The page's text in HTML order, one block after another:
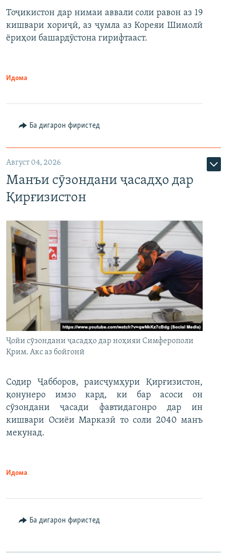
Тоҷикистон дар нимаи аввали соли равон аз 19
кишвари хориҷӣ, аз ҷумла аз Кореяи Шимолӣ
ёриҳои башардӯстона гирифтааст.
Идома
Ба дигарон фиристед
Август 04, 2026
Манъи сӯзондани ҷасадҳо дар
Қирғизистон
Ҷойи сӯзондани ҷасадҳо дар ноҳияи Симферополи
Қрим. Акс аз бойгонӣ
Содир Ҷабборов, раисҷумҳури Қирғизистон,
қонунеро имзо кард, ки бар асоси он
сӯзондани ҷасади фавтидагонро дар ин
кишвари Осиёи Марказӣ то соли 2040 манъ
мекунад.
Идома
Ба дигарон фиристед